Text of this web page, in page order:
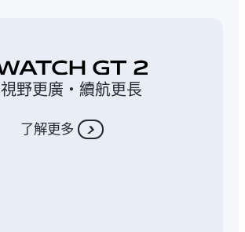
視野更廣‧續航更長
了解更多